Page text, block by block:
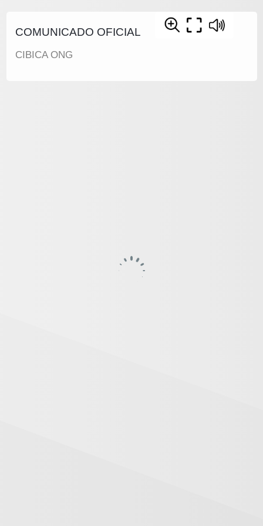
COMUNICADO OFICIAL
CIBICA ONG